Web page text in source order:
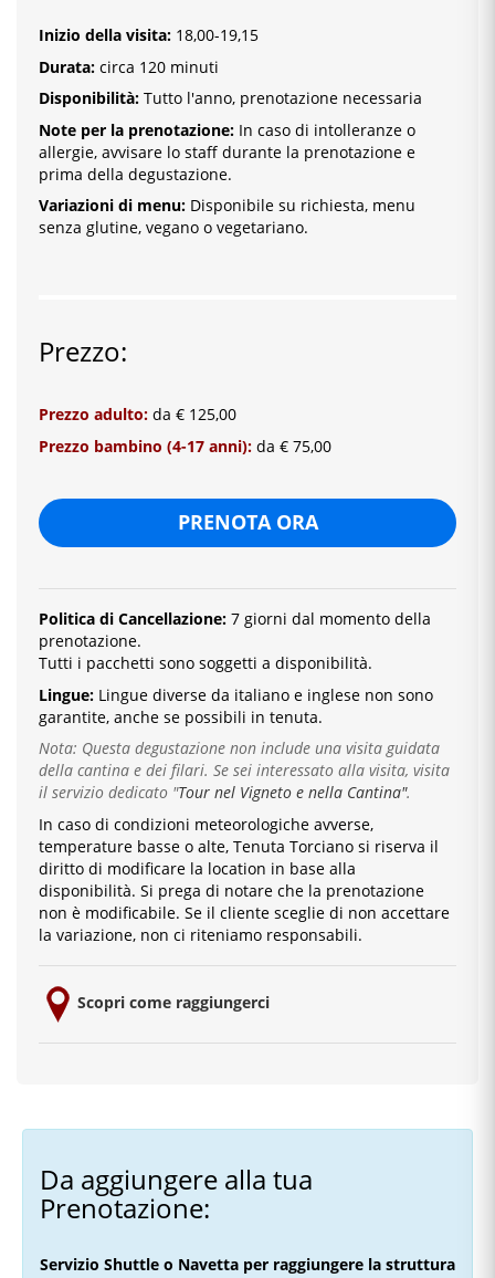
Inizio della visita: 18,00-19,15
Durata: circa 120 minuti
Disponibilità: Tutto l'anno, prenotazione necessaria
Note per la prenotazione: In caso di intolleranze o
allergie, avvisare lo staff durante la prenotazione e
prima della degustazione.
Variazioni di menu: Disponibile su richiesta, menu
senza glutine, vegano o vegetariano.
Prezzo:
Prezzo adulto: da € 125,00
Prezzo bambino (4-17 anni): da € 75,00
PRENOTA ORA
Politica di Cancellazione: 7 giorni dal momento della
prenotazione.
Tutti i pacchetti sono soggetti a disponibilità.
Lingue: Lingue diverse da italiano e inglese non sono
garantite, anche se possibili in tenuta.
Nota: Questa degustazione non include una visita guidata
della cantina e dei filari. Se sei interessato alla visita, visita
il servizio dedicato "Tour nel Vigneto e nella Cantina".
In caso di condizioni meteorologiche avverse,
temperature basse o alte, Tenuta Torciano si riserva il
diritto di modificare la location in base alla
disponibilità. Si prega di notare che la prenotazione
non è modificabile. Se il cliente sceglie di non accettare
la variazione, non ci riteniamo responsabili.
Scopri come raggiungerci
Da aggiungere alla tua
Prenotazione:
Servizio Shuttle o Navetta per raggiungere la struttura